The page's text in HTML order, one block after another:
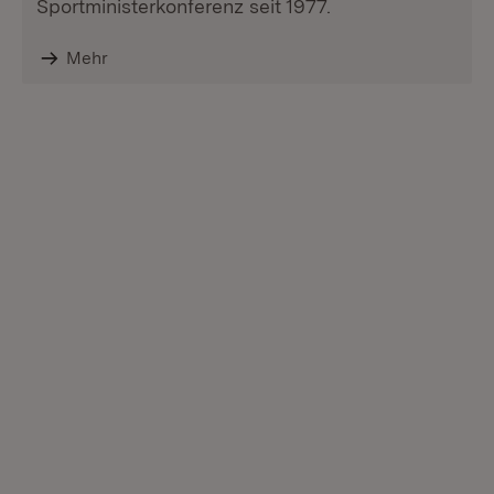
Sportministerkonferenz seit 1977.
Mehr